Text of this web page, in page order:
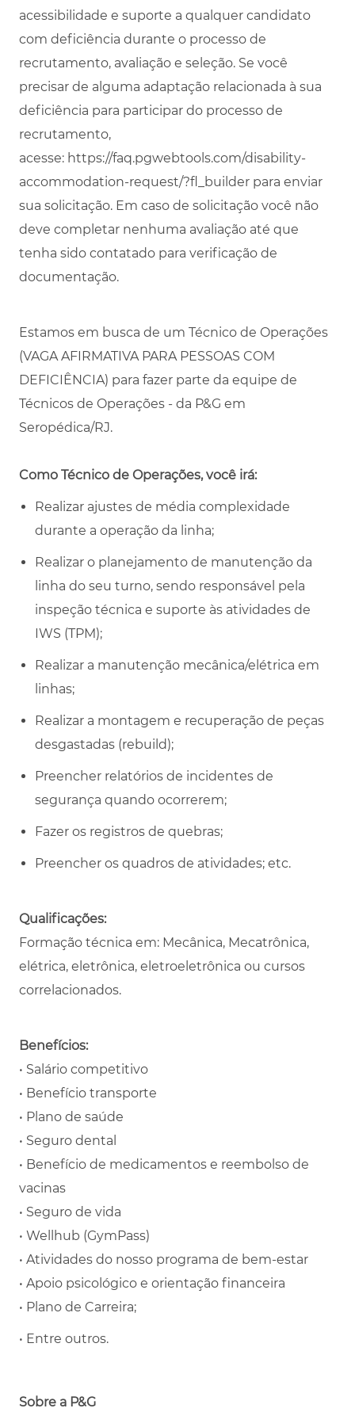
acessibilidade e suporte a qualquer candidato
com deficiência durante o processo de
recrutamento, avaliação e seleção. Se você
precisar de alguma adaptação relacionada à sua
deficiência para participar do processo de
recrutamento,
acesse: https://faq.pgwebtools.com/disability-
accommodation-request/?fl_builder para enviar
sua solicitação. Em caso de solicitação você não
deve completar nenhuma avaliação até que
tenha sido contatado para verificação de
documentação.
Estamos em busca de um Técnico de Operações
(VAGA AFIRMATIVA PARA PESSOAS COM
DEFICIÊNCIA) para fazer parte da equipe de
Técnicos de Operações - da P&G em
Seropédica/RJ.
Como Técnico de Operações, você irá:
Realizar ajustes de média complexidade
durante a operação da linha;
Realizar o planejamento de manutenção da
linha do seu turno, sendo responsável pela
inspeção técnica e suporte às atividades de
IWS (TPM);
Realizar a manutenção mecânica/elétrica em
linhas;
Realizar a montagem e recuperação de peças
desgastadas (rebuild);
Preencher relatórios de incidentes de
segurança quando ocorrerem;
Fazer os registros de quebras;
Preencher os quadros de atividades; etc.
Qualificações:
Formação técnica em: Mecânica, Mecatrônica,
elétrica, eletrônica, eletroeletrônica ou cursos
correlacionados.
Benefícios:
• Salário competitivo
• Benefício transporte
• Plano de saúde
• Seguro dental
• Benefício de medicamentos e reembolso de
vacinas
• Seguro de vida
• Wellhub (GymPass)
• Atividades do nosso programa de bem-estar
• Apoio psicológico e orientação financeira
• Plano de Carreira;
• Entre outros.
Sobre a P&G